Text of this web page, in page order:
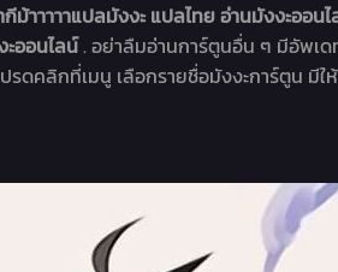
ม้าาาาาแปลมังงะ แปลไทย อ่านมังงะออน
ะออนไลน์. อย่าลืมอ่านการ์ตูนอื่น ๆ มีอัพเด
รดคลิกที่เมนู เลือกรายชื่อมังงะการ์ตูน มีใ